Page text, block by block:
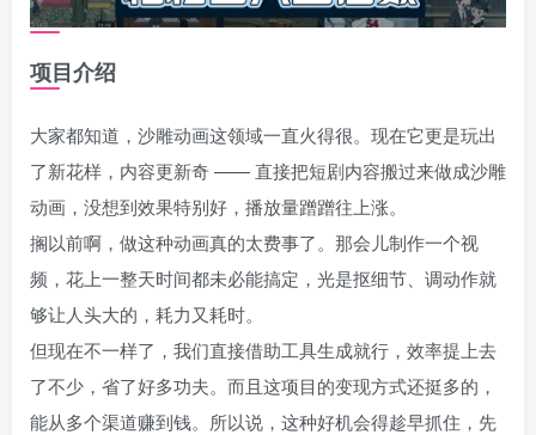
项目介绍
大家都知道，沙雕动画这领域一直火得很。现在它更是玩出
了新花样，内容更新奇 —— 直接把短剧内容搬过来做成沙雕
动画，没想到效果特别好，播放量蹭蹭往上涨。​
搁以前啊，做这种动画真的太费事了。那会儿制作一个视
频，花上一整天时间都未必能搞定，光是抠细节、调动作就
够让人头大的，耗力又耗时。​
但现在不一样了，我们直接借助工具生成就行，效率提上去
了不少，省了好多功夫。而且这项目的变现方式还挺多的，
能从多个渠道赚到钱。所以说，这种好机会得趁早抓住，先